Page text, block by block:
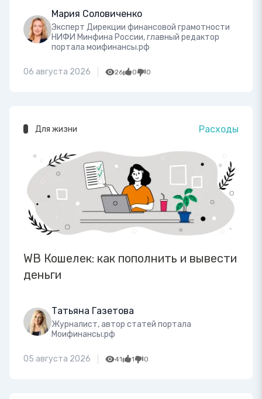
Мария Соловиченко
Эксперт Дирекции финансовой грамотности
НИФИ Минфина России, главный редактор
портала моифинансы.рф
06 августа 2026 26 0 0
Для жизни Расходы
WB Кошелек: как пополнить и вывести
деньги
Татьяна Газетова
Журналист, автор статей портала
Моифинансы.рф
05 августа 2026 41 1 0